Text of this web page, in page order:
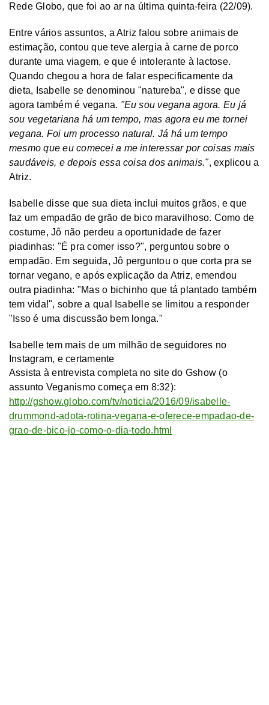
Rede Globo, que foi ao ar na última quinta-feira (22/09).
Entre vários assuntos, a Atriz falou sobre animais de
estimação, contou que teve alergia à carne de porco
durante uma viagem, e que é intolerante à lactose.
Quando chegou a hora de falar especificamente da
dieta, Isabelle se denominou "natureba", e disse que
agora também é vegana. "Eu sou vegana agora. Eu já
sou vegetariana há um tempo, mas agora eu me tornei
vegana. Foi um processo natural. Já há um tempo
mesmo que eu comecei a me interessar por coisas mais
saudáveis, e depois essa coisa dos animais.", explicou a
Atriz.
Isabelle disse que sua dieta inclui muitos grãos, e que
faz um empadão de grão de bico maravilhoso. Como de
costume, Jô não perdeu a oportunidade de fazer
piadinhas: "É pra comer isso?", perguntou sobre o
empadão. Em seguida, Jô perguntou o que corta pra se
tornar vegano, e após explicação da Atriz, emendou
outra piadinha: "Mas o bichinho que tá plantado também
tem vida!", sobre a qual Isabelle se limitou a responder
"Isso é uma discussão bem longa."
Isabelle tem mais de um milhão de seguidores no
Instagram, e certamente
Assista à entrevista completa no site do Gshow (o
assunto Veganismo começa em 8:32):
http://gshow.globo.com/tv/noticia/2016/09/isabelle-
drummond-adota-rotina-vegana-e-oferece-empadao-de-
grao-de-bico-jo-como-o-dia-todo.html